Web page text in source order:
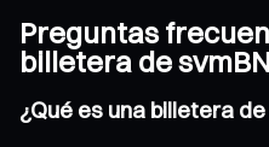
Preguntas
billetera de
¿Qué es una billetera